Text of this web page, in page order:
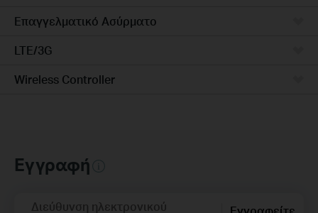
Επαγγελματικό Ασύρματο
LTE/3G
Wireless Controller
Εγγραφή
Διεύθυνση ηλεκτρονικού